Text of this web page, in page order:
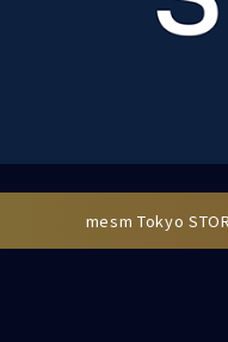
mesm Tokyo